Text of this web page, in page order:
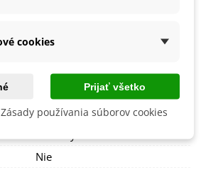
Jún
SemenaOnline
Nie
Dvojročné
Nie
cookies
Prijať všetko
používania súborov cookies